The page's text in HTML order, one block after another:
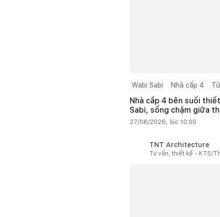
Wabi Sabi Nhà cấp 4
Nhà cấp 4 bên suối
Sabi, sống chậm giữa
27/06/2026, lúc 10:00
TNT Architecture
Tư vấn, thiết kế - KTS/